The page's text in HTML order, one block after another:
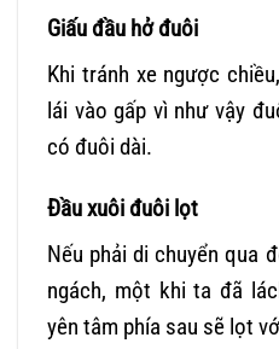
Giấu đầu hở đuôi
Khi tránh xe ngược
lái vào gấp vì như vậy
có đuôi dài.
Đầu xuôi đuôi lọt
Nếu phải di chuyển qua
ngách, một khi ta đã
yên tâm phía sau sẽ lọt